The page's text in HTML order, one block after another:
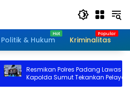
Politik & Hukum Kriminalitas
Resmikan Polres Padang Lawas Utara,
Kapolda Sumut Tekankan Pelayanan
Humanis